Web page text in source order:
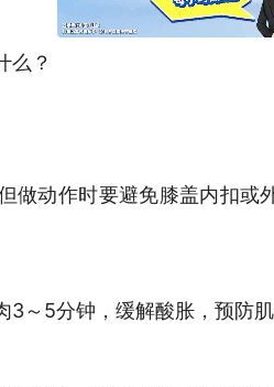
？
动作时要避免膝盖内扣或
5分钟，缓解酸胀，预防肌